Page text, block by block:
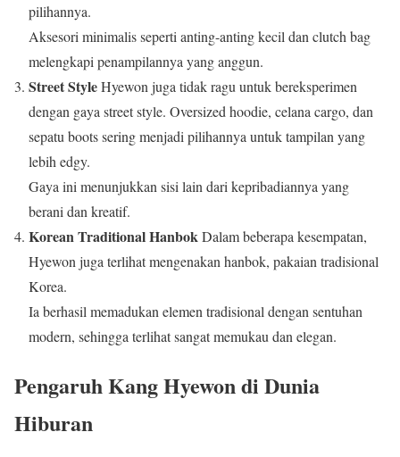
pilihannya.
Aksesori minimalis seperti anting-anting kecil dan clutch bag
melengkapi penampilannya yang anggun.
Street StyleHyewon juga tidak ragu untuk bereksperimen
dengan gaya street style. Oversized hoodie, celana cargo, dan
sepatu boots sering menjadi pilihannya untuk tampilan yang
lebih edgy.
Gaya ini menunjukkan sisi lain dari kepribadiannya yang
berani dan kreatif.
Korean Traditional HanbokDalam beberapa kesempatan,
Hyewon juga terlihat mengenakan hanbok, pakaian tradisional
Korea.
Ia berhasil memadukan elemen tradisional dengan sentuhan
modern, sehingga terlihat sangat memukau dan elegan.
Pengaruh Kang Hyewon di Dunia
Hiburan